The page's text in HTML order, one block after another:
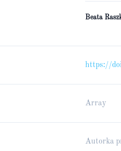
Beata
https://
Array
Autorka